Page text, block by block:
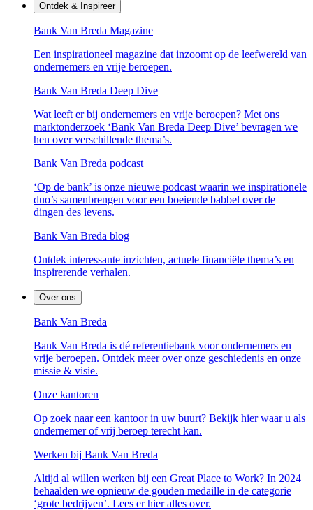
Ontdek & Inspireer
Bank Van Breda Magazine
Een inspirationeel magazine dat inzoomt op de leefwereld van
ondernemers en vrije beroepen.
Bank Van Breda Deep Dive
Wat leeft er bij ondernemers en vrije beroepen? Met ons
marktonderzoek ‘Bank Van Breda Deep Dive’ bevragen we
hen over verschillende thema’s.
Bank Van Breda podcast
‘Op de bank’ is onze nieuwe podcast waarin we inspirationele
duo’s samenbrengen voor een boeiende babbel over de
dingen des levens.
Bank Van Breda blog
Ontdek interessante inzichten, actuele financiële thema’s en
inspirerende verhalen.
Over ons
Bank Van Breda
Bank Van Breda is dé referentiebank voor ondernemers en
vrije beroepen. Ontdek meer over onze geschiedenis en onze
missie & visie.
Onze kantoren
Op zoek naar een kantoor in uw buurt? Bekijk hier waar u als
ondernemer of vrij beroep terecht kan.
Werken bij Bank Van Breda
Altijd al willen werken bij een Great Place to Work? In 2024
behaalden we opnieuw de gouden medaille in de categorie
‘grote bedrijven’. Lees er hier alles over.